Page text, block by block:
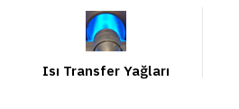
Isı Transfer Yağları